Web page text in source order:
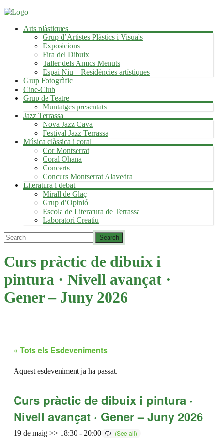
Arts plàstiques
Grup d’Artistes Plàstics i Visuals
Exposicions
Fira del Dibuix
Taller dels Amics Menuts
Espai Niu – Residències artístiques
Grup Fotogràfic
Cine-Club
Grup de Teatre
Muntatges presentats
Jazz Terrassa
Nova Jazz Cava
Festival Jazz Terrassa
Música clàssica i coral
Cor Montserrat
Coral Ohana
Concerts
Concurs Montserrat Alavedra
Literatura i debat
Mirall de Glaç
Grup d’Opinió
Escola de Literatura de Terrassa
Laboratori Creatiu
Curs pràctic de dibuix i
pintura · Nivell avançat ·
Gener – Juny 2026
« Tots els Esdeveniments
Aquest esdeveniment ja ha passat.
Curs pràctic de dibuix i pintura ·
Nivell avançat · Gener – Juny 2026
19 de maig >> 18:30 - 20:00